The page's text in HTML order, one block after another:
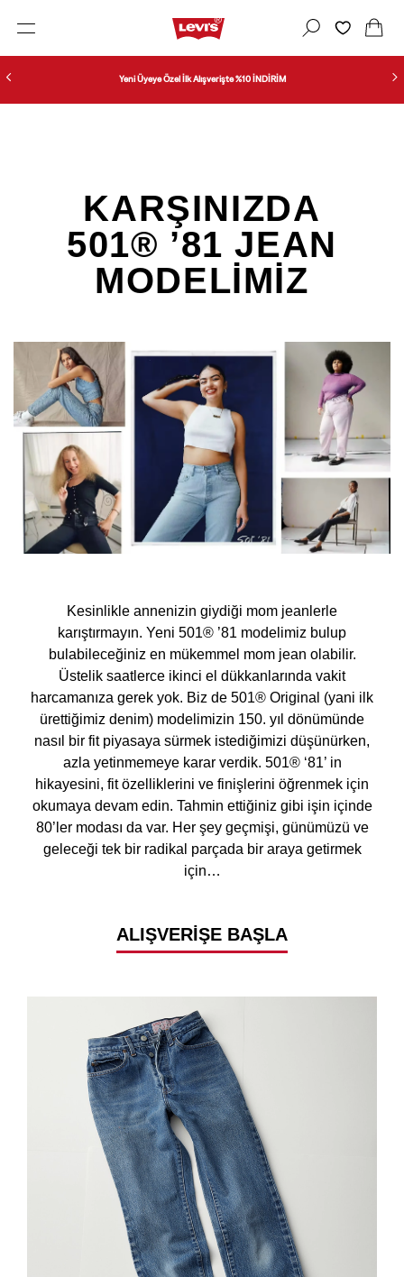
Yeni Üyeye Özel İlk Alışverişte %10 İNDİRİM
KARŞINIZDA
501® ’81 JEAN
MODELİMİZ
Kesinlikle annenizin giydiği mom jeanlerle
karıştırmayın. Yeni 501® ’81 modelimiz bulup
bulabileceğiniz en mükemmel mom jean olabilir.
Üstelik saatlerce ikinci el dükkanlarında vakit
harcamanıza gerek yok. Biz de 501® Original (yani ilk
ürettiğimiz denim) modelimizin 150. yıl dönümünde
nasıl bir fit piyasaya sürmek istediğimizi düşünürken,
azla yetinmemeye karar verdik. 501® ‘81’ in
hikayesini, fit özelliklerini ve finişlerini öğrenmek için
okumaya devam edin. Tahmin ettiğiniz gibi işin içinde
80’ler modası da var. Her şey geçmişi, günümüzü ve
geleceği tek bir radikal parçada bir araya getirmek
için…
ALIŞVERİŞE BAŞLA